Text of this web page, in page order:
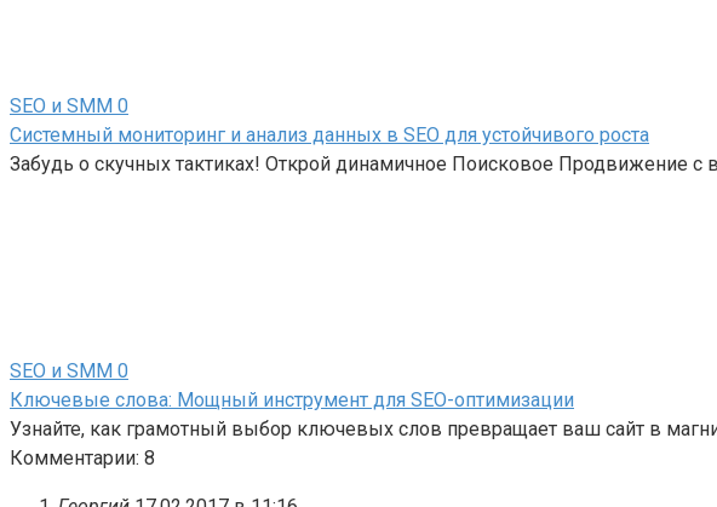
SEO и SMM 0
Системный мониторинг и анализ данных в SEO для устойчивого роста
Забудь о скучных тактиках! Открой динамичное Поисковое Продвижение с
SEO и SMM 0
Ключевые слова: Мощный инструмент для SEO-оптимизации
Узнайте, как грамотный выбор ключевых слов превращает ваш сайт в
Комментарии: 8